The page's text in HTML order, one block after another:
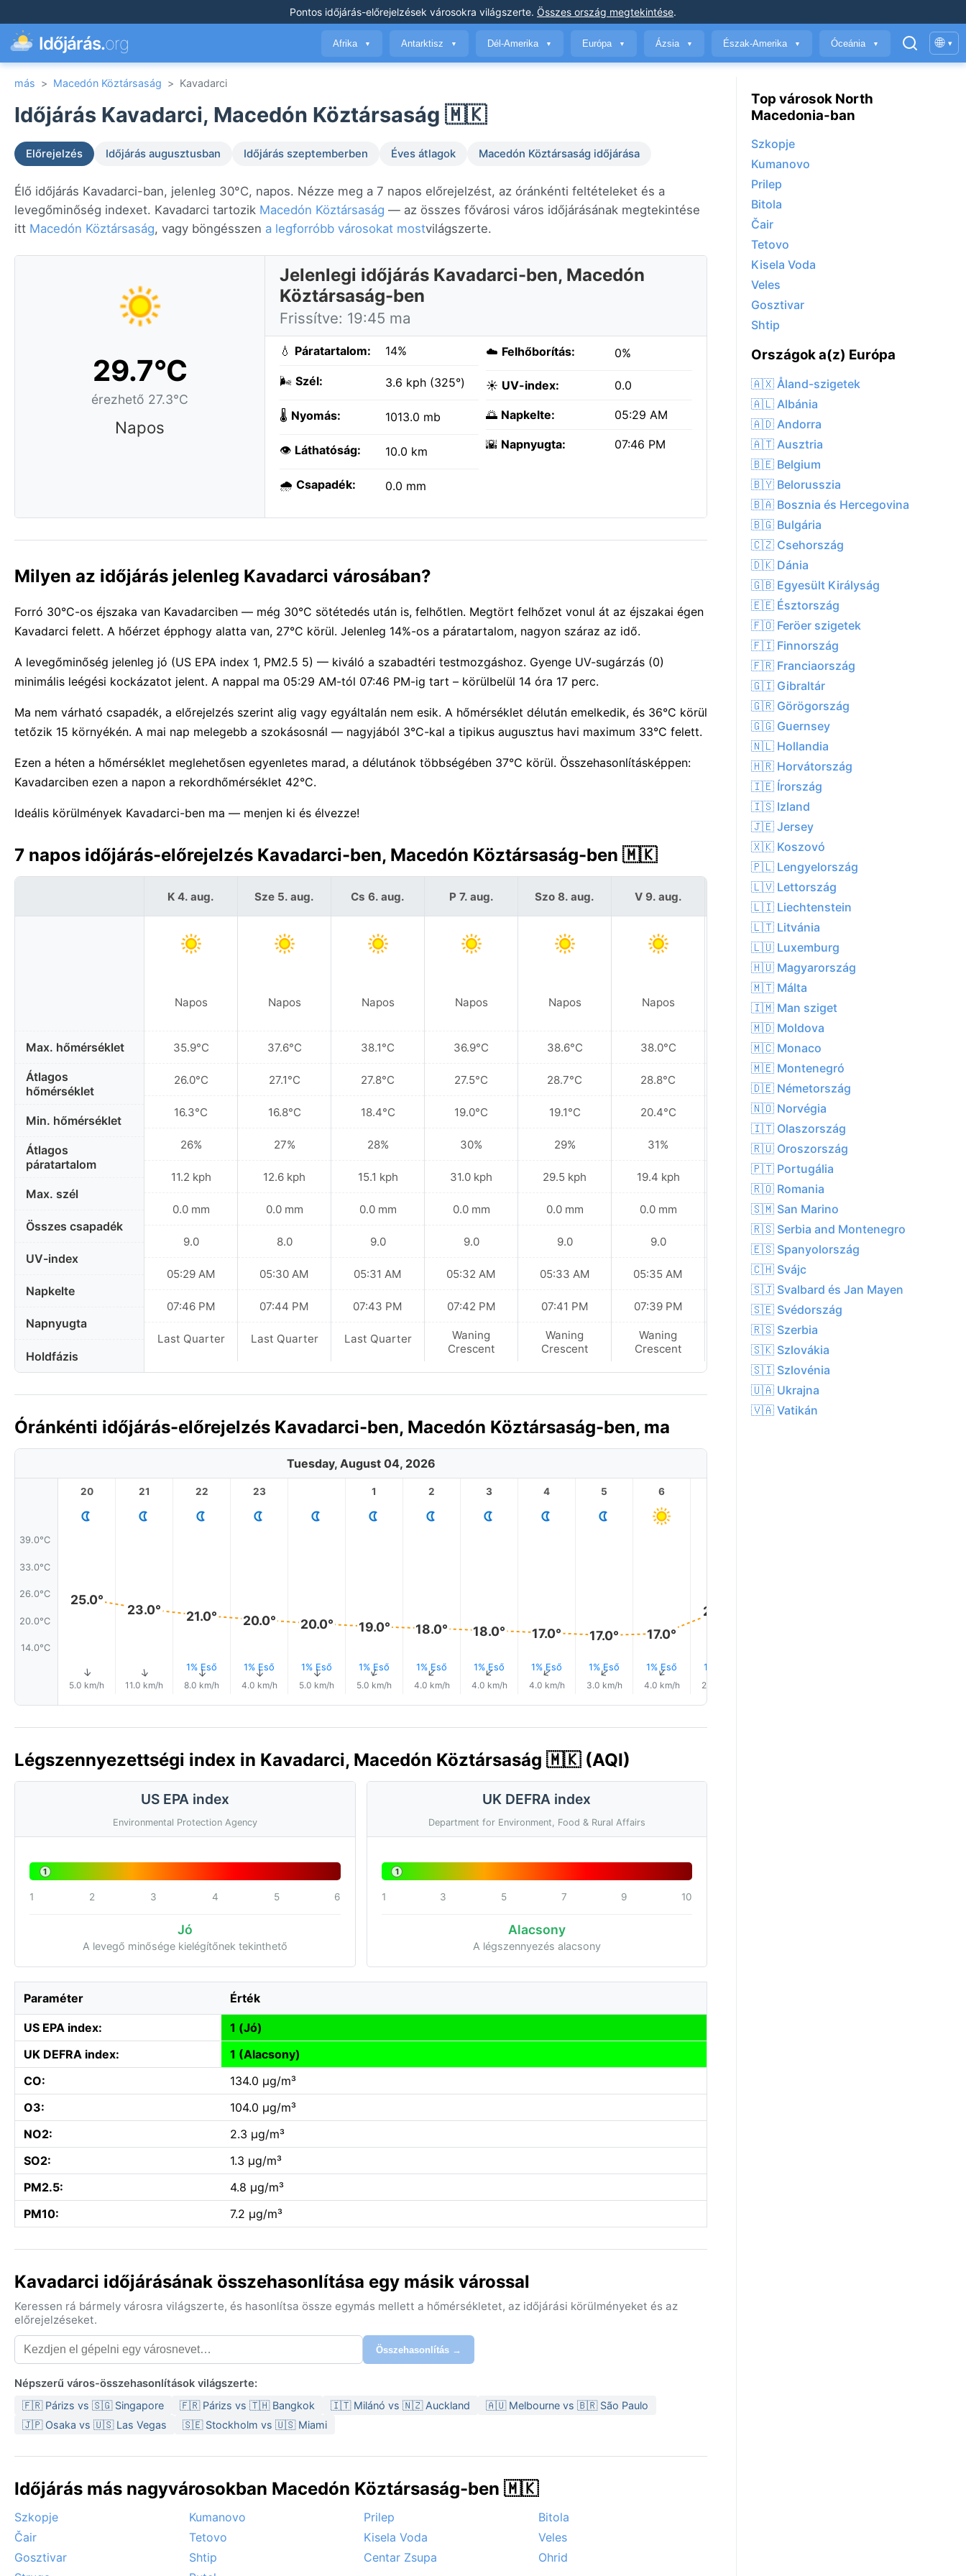
Pontos időjárás-előrejelzések városokra világszerte. Összes ország megtekintése.
Időjárás.org Afrika ▼ Antarktisz ▼ Dél-Amerika ▼ Európa ▼ Ázsia ▼ Észak-Amerika ▼ Óceánia ▼ 🌐 ▾
más > Macedón Köztársaság > Kavadarci
Időjárás Kavadarci, Macedón Köztársaság 🇲🇰
Előrejelzés Időjárás augusztusban Időjárás szeptemberben Éves átlagok Macedón Köztársaság időjárása
Élő időjárás Kavadarci-ban, jelenleg 30°C, napos. Nézze meg a 7 napos előrejelzést, az óránkénti feltételeket és a
levegőminőség indexet. Kavadarci tartozik Macedón Köztársaság — az összes fővárosi város időjárásának megtekintése
itt Macedón Köztársaság, vagy böngésszen a legforróbb városokat mostvilágszerte.
29.7°C
érezhető 27.3°C
Napos
Jelenlegi időjárás Kavadarci-ben, Macedón
Köztársaság-ben
Frissítve: 19:45 ma
💧 Páratartalom: 14%
🌬️ Szél: 3.6 kph (325°)
🌡️ Nyomás: 1013.0 mb
👁️ Láthatóság: 10.0 km
🌧️ Csapadék: 0.0 mm
☁️ Felhőborítás: 0%
☀️ UV-index: 0.0
🌅 Napkelte: 05:29 AM
🌇 Napnyugta: 07:46 PM
Milyen az időjárás jelenleg Kavadarci városában?
Forró 30°C-os éjszaka van Kavadarciben — még 30°C sötétedés után is, felhőtlen. Megtört felhőzet vonul át az éjszakai égen
Kavadarci felett. A hőérzet épphogy alatta van, 27°C körül. Jelenleg 14%-os a páratartalom, nagyon száraz az idő.
A levegőminőség jelenleg jó (US EPA index 1, PM2.5 5) — kiváló a szabadtéri testmozgáshoz. Gyenge UV-sugárzás (0)
minimális leégési kockázatot jelent. A nappal ma 05:29 AM-tól 07:46 PM-ig tart – körülbelül 14 óra 17 perc.
Ma nem várható csapadék, a előrejelzés szerint alig vagy egyáltalán nem esik. A hőmérséklet délután emelkedik, és 36°C körül
tetőzik 15 környékén. A mai nap melegebb a szokásosnál — nagyjából 3°C-kal a tipikus augusztus havi maximum 33°C felett.
Ezen a héten a hőmérséklet meglehetősen egyenletes marad, a délutánok többségében 37°C körül. Összehasonlításképpen:
Kavadarciben ezen a napon a rekordhőmérséklet 42°C.
Ideális körülmények Kavadarci-ben ma — menjen ki és élvezze!
7 napos időjárás-előrejelzés Kavadarci-ben, Macedón Köztársaság-ben 🇲🇰
Max. hőmérséklet
Átlagos
hőmérséklet
Min. hőmérséklet
Átlagos
páratartalom
Max. szél
Összes csapadék
UV-index
Napkelte
Napnyugta
Holdfázis
K 4. aug.
Napos
35.9°C
26.0°C
16.3°C
26%
11.2 kph
0.0 mm
9.0
05:29 AM
07:46 PM
Last Quarter
Sze 5. aug.
Napos
37.6°C
27.1°C
16.8°C
27%
12.6 kph
0.0 mm
8.0
05:30 AM
07:44 PM
Last Quarter
Cs 6. aug.
Napos
38.1°C
27.8°C
18.4°C
28%
15.1 kph
0.0 mm
9.0
05:31 AM
07:43 PM
Last Quarter
P 7. aug.
Napos
36.9°C
27.5°C
19.0°C
30%
31.0 kph
0.0 mm
9.0
05:32 AM
07:42 PM
Waning
Crescent
Szo 8. aug.
Napos
38.6°C
28.7°C
19.1°C
29%
29.5 kph
0.0 mm
9.0
05:33 AM
07:41 PM
Waning
Crescent
V 9. aug.
Napos
38.0°C
28.8°C
20.4°C
31%
19.4 kph
0.0 mm
9.0
05:35 AM
07:39 PM
Waning
Crescent
H 10. aug.
Napos
36.7°C
27.2°C
18.4°C
40%
11.9 kph
0.0 mm
9.0
05:36 AM
07:38 PM
New Moon
Óránkénti időjárás-előrejelzés Kavadarci-ben, Macedón Köztársaság-ben, ma
Tuesday, August 04, 2026
39.0°C
33.0°C
26.0°C
20.0°C
14.0°C
20
25.0°
↑
5.0 km/h
21
23.0°
↑
11.0 km/h
22
21.0°
1% Eső
↑
8.0 km/h
23
20.0°
1% Eső
↑
4.0 km/h
20.0°
1% Eső
↑
5.0 km/h
1
19.0°
1% Eső
↑
5.0 km/h
2
18.0°
1% Eső
↑
4.0 km/h
3
18.0°
1% Eső
↑
4.0 km/h
4
17.0°
1% Eső
↑
4.0 km/h
5
17.0°
1% Eső
↑
3.0 km/h
6
17.0°
1% Eső
↑
4.0 km/h
22.0°
1% Eső
2.0 km/h
Légszennyezettségi index in Kavadarci, Macedón Köztársaság 🇲🇰 (AQI)
US EPA index
Environmental Protection Agency
1
1 2 3 4 5 6
Jó
A levegő minősége kielégítőnek tekinthető
UK DEFRA index
Department for Environment, Food & Rural Affairs
1
1 3 5 7 9 10
Alacsony
A légszennyezés alacsony
Paraméter Érték
US EPA index:
1 (Jó)
UK DEFRA index:
1 (Alacsony)
CO:
134.0 µg/m³
O3:
104.0 µg/m³
NO2:
2.3 µg/m³
SO2:
1.3 µg/m³
PM2.5:
4.8 µg/m³
PM10:
7.2 µg/m³
Kavadarci időjárásának összehasonlítása egy másik várossal
Keressen rá bármely városra világszerte, és hasonlítsa össze egymás mellett a hőmérsékletet, az időjárási körülményeket és az
előrejelzéseket.
Összehasonlítás →
Népszerű város-összehasonlítások világszerte:
🇫🇷 Párizs vs 🇸🇬 Singapore 🇫🇷 Párizs vs 🇹🇭 Bangkok 🇮🇹 Milánó vs 🇳🇿 Auckland
🇦🇺 Melbourne vs 🇧🇷 São Paulo
🇯🇵 Osaka vs 🇺🇸 Las Vegas
🇸🇪 Stockholm vs 🇺🇸 Miami
Időjárás más nagyvárosokban Macedón Köztársaság-ben 🇲🇰
Szkopje Kumanovo Prilep
Bitola
Čair
Tetovo Kisela Voda
Veles
Gosztivar
Shtip Centar Zsupa
Ohrid
Top városok North
Macedonia-ban
Szkopje
Kumanovo
Prilep
Bitola
Čair
Tetovo
Kisela Voda
Veles
Gosztivar
Shtip
Országok a(z) Európa
🇦🇽 Åland-szigetek
🇦🇱 Albánia
🇦🇩 Andorra
🇦🇹 Ausztria
🇧🇪 Belgium
🇧🇾 Belorusszia
🇧🇦 Bosznia és Hercegovina
🇧🇬 Bulgária
🇨🇿 Csehország
🇩🇰 Dánia
🇬🇧 Egyesült Királyság
🇪🇪 Észtország
🇫🇴 Feröer szigetek
🇫🇮 Finnország
🇫🇷 Franciaország
🇬🇮 Gibraltár
🇬🇷 Görögország
🇬🇬 Guernsey
🇳🇱 Hollandia
🇭🇷 Horvátország
🇮🇪 Írország
🇮🇸 Izland
🇯🇪 Jersey
🇽🇰 Koszovó
🇵🇱 Lengyelország
🇱🇻 Lettország
🇱🇮 Liechtenstein
🇱🇹 Litvánia
🇱🇺 Luxemburg
🇭🇺 Magyarország
🇲🇹 Málta
🇮🇲 Man sziget
🇲🇩 Moldova
🇲🇨 Monaco
🇲🇪 Montenegró
🇩🇪 Németország
🇳🇴 Norvégia
🇮🇹 Olaszország
🇷🇺 Oroszország
🇵🇹 Portugália
🇷🇴 Romania
🇸🇲 San Marino
🇷🇸 Serbia and Montenegro
🇪🇸 Spanyolország
🇨🇭 Svájc
🇸🇯 Svalbard és Jan Mayen
🇸🇪 Svédország
🇷🇸 Szerbia
🇸🇰 Szlovákia
🇸🇮 Szlovénia
🇺🇦 Ukrajna
🇻🇦 Vatikán